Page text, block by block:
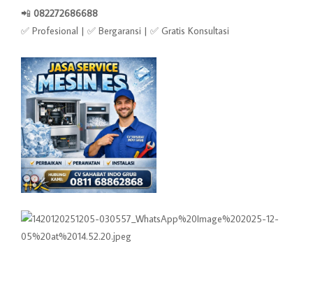
📲 082272686688
✅ Profesional | ✅ Bergaransi | ✅ Gratis Konsultasi